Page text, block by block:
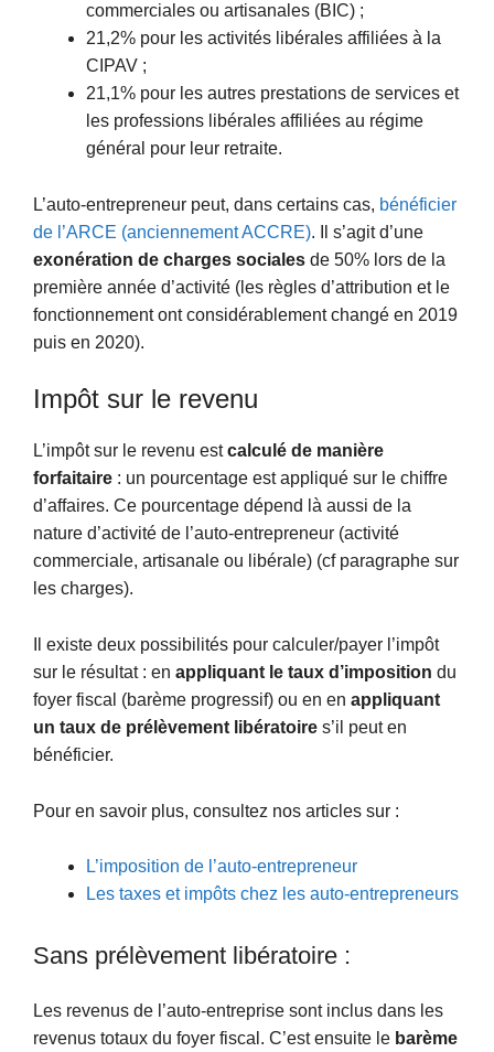
commerciales ou artisanales (BIC) ;
21,2% pour les activités libérales affiliées à la
CIPAV ;
21,1% pour les autres prestations de services et
les professions libérales affiliées au régime
général pour leur retraite.
L’auto-entrepreneur peut, dans certains cas, bénéficier
de l’ARCE (anciennement ACCRE). Il s’agit d’une
exonération de charges sociales de 50% lors de la
première année d’activité (les règles d’attribution et le
fonctionnement ont considérablement changé en 2019
puis en 2020).
Impôt sur le revenu
L’impôt sur le revenu estcalculé de manière
forfaitaire : un pourcentage est appliqué sur le chiffre
d’affaires. Ce pourcentage dépend là aussi de la
nature d’activité de l’auto-entrepreneur (activité
commerciale, artisanale ou libérale) (cf paragraphe sur
les charges).
Il existe deux possibilités pour calculer/payer l’impôt
sur le résultat : en appliquant le taux d’imposition du
foyer fiscal (barème progressif) ou en en appliquant
un taux de prélèvement libératoire s’il peut en
bénéficier.
Pour en savoir plus, consultez nos articles sur :
L’imposition de l’auto-entrepreneur
Les taxes et impôts chez les auto-entrepreneurs
Sans prélèvement libératoire :
Les revenus de l’auto-entreprise sont inclus dans les
revenus totaux du foyer fiscal. C’est ensuite le barème